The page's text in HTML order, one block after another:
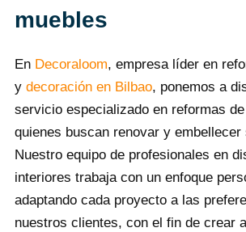
muebles
En Decoraloom, empresa líder en
y decoración en Bilbao, ponemos a
servicio especializado en reformas
quienes buscan renovar y
Nuestro equipo de profesionales en
interiores trabaja con un enfoque
adaptando cada proyecto a las
nuestros clientes, con el fin de crear